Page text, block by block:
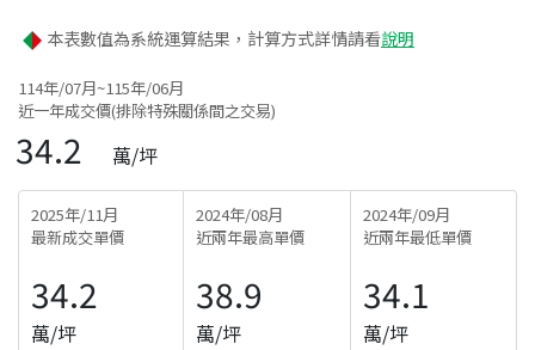
本表數值為系統運算結果，計算方式詳情請看說明
114年/07月~115年/06月
近一年成交價(排除特殊關係間之交易)
34.2 萬/坪
2025年/11月
最新成交單價
34.2
萬/坪
2024年/08月
近兩年最高單價
38.9
萬/坪
2024年/09月
近兩年最低單價
34.1
萬/坪